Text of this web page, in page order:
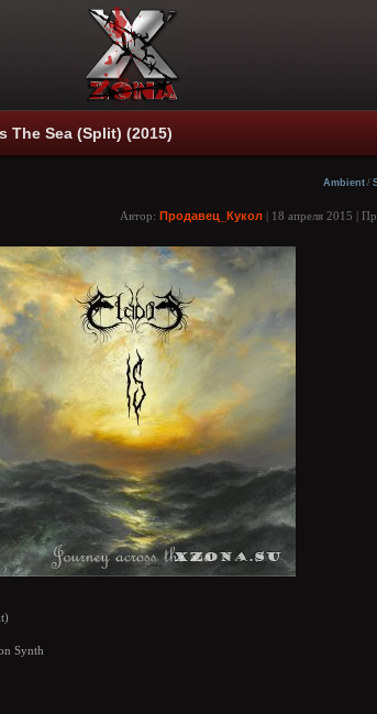
The Sea (Split) (2015)
Ambient /
Автор: Продавец_Кукол | 18 апреля 2015 |
Synth